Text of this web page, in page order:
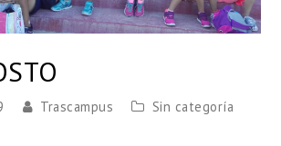
Trascampus
Sin categoría